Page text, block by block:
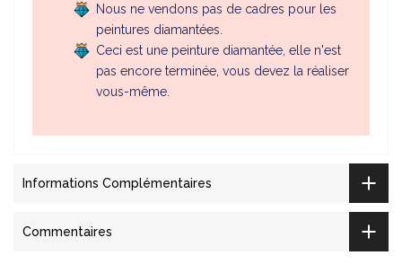
Nous ne vendons pas de cadres pour les
peintures diamantées.
Ceci est une peinture diamantée, elle n'est
pas encore terminée, vous devez la réaliser
vous-même.
Informations Complémentaires
Commentaires